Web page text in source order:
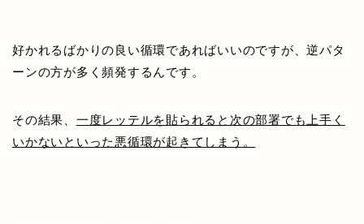
好かれるばかりの良い循環であればいいのですが、逆パタ
ーンの方が多く頻発するんです。
その結果、 一度レッテルを貼られると次の部署でも上手く
いかないといった悪循環が起きてしまう。